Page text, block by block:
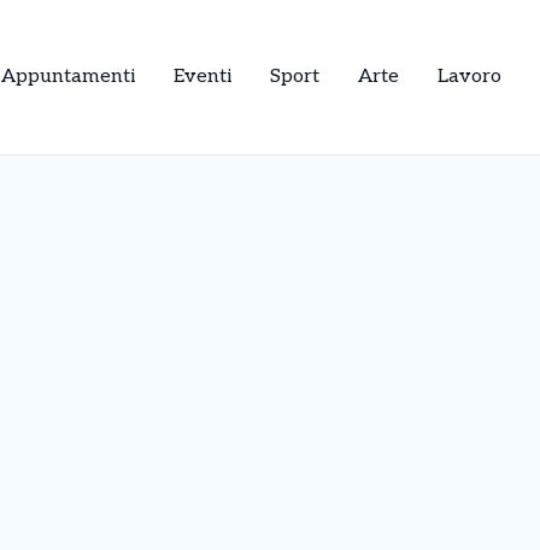
Appuntamenti Eventi Sport Arte Lavoro